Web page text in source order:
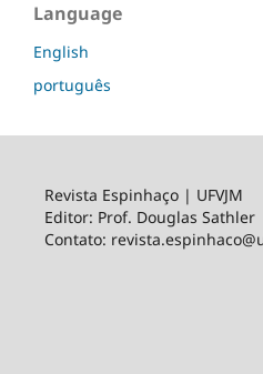
Language
English
português
Revista Espinhaço |
Editor: Prof. Douglas
Contato: